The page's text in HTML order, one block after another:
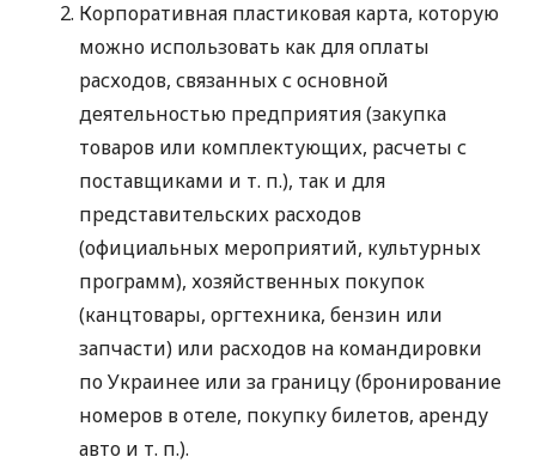
Корпоративная пластиковая карта, которую
можно использовать как для оплаты
расходов, связанных с основной
деятельностью предприятия (закупка
товаров или комплектующих, расчеты с
поставщиками и т. п.), так и для
представительских расходов
(официальных мероприятий, культурных
программ), хозяйственных покупок
(канцтовары, оргтехника, бензин или
запчасти) или расходов на командировки
по Украинее или за границу (бронирование
номеров в отеле, покупку билетов, аренду
авто и т. п.).